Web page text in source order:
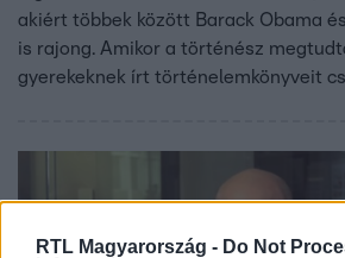
RTL Magyarország - Do Not
akiért többek között Barack Obama
is rajong. Amikor a történész
gyerekeknek írt történelemkönyveit
rendelkezés miatt, és a Fókuszon